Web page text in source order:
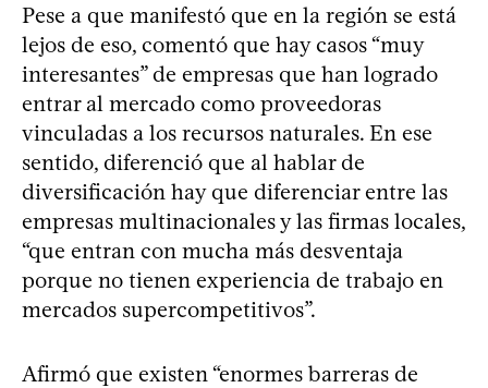
Pese a que manifestó que en la región se está
lejos de eso, comentó que hay casos “muy
interesantes” de empresas que han logrado
entrar al mercado como proveedoras
vinculadas a los recursos naturales. En ese
sentido, diferenció que al hablar de
diversificación hay que diferenciar entre las
empresas multinacionales y las firmas locales,
“que entran con mucha más desventaja
porque no tienen experiencia de trabajo en
mercados supercompetitivos”.
Afirmó que existen “enormes barreras de